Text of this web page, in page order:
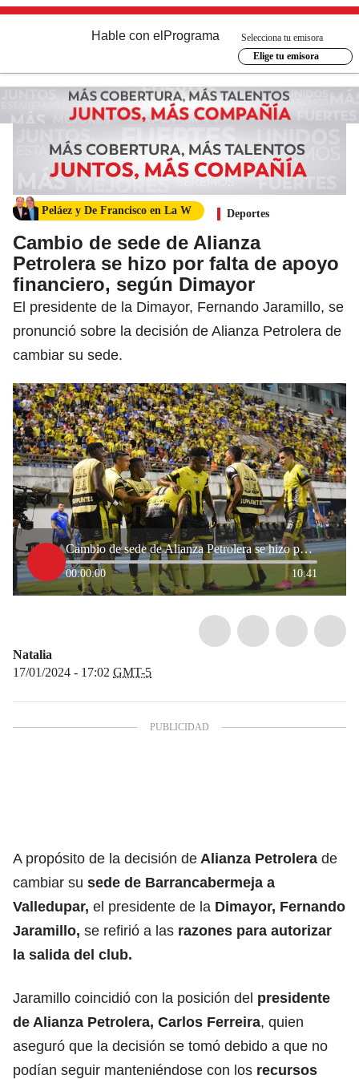
Hable con el Programa
Selecciona tu emisora
Elige tu emisora
Peláez y De Francisco en La W Deportes
Cambio de sede de Alianza
Petrolera se hizo por falta de apoyo
financiero, según Dimayor
El presidente de la Dimayor, Fernando Jaramillo, se
pronunció sobre la decisión de Alianza Petrolera de
cambiar su sede.
Cambio de sede de Alianza Petrolera se hizo por falta de apoyo financiero, según Dimayor
00:00:00 10:41
Natalia
17/01/2024 - 17:02 GMT-5
A propósito de la decisión de Alianza Petrolera de
cambiar su sede de Barrancabermeja a
Valledupar, el presidente de la Dimayor, Fernando
Jaramillo, se refirió a las razones para autorizar
la salida del club.
Jaramillo coincidió con la posición del presidente
de Alianza Petrolera, Carlos Ferreira, quien
aseguró que la decisión se tomó debido a que no
podían seguir manteniéndose con los recursos